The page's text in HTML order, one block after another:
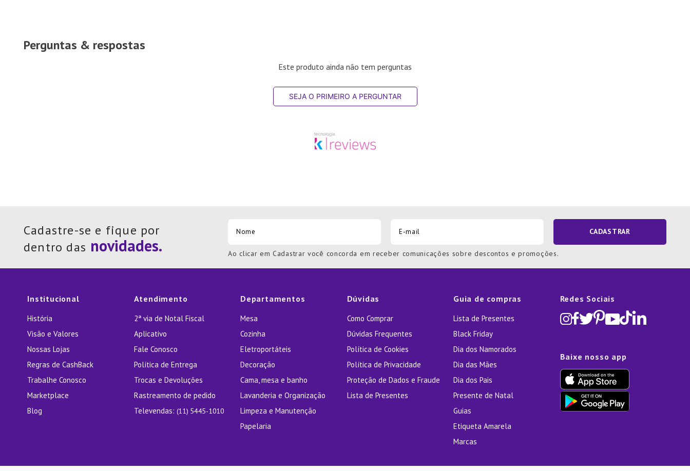
Perguntas & respostas
Este produto ainda não tem perguntas
SEJA O PRIMEIRO A PERGUNTAR
Cadastre-se e fique por
dentro das
CADASTRAR
Ao clicar em Cadastrar você concorda em receber comunicações sobre descontos e promoções.
Institucional
História
Visão e Valores
Nossas Lojas
Regras de CashBack
Trabalhe Conosco
Marketplace
Blog
Atendimento
2ª via de Notal Fiscal
Aplicativo
Fale Conosco
Política de Entrega
Trocas e Devoluções
Rastreamento de pedido
Televendas: (11) 5445-1010
Departamentos
Mesa
Cozinha
Eletroportáteis
Decoração
Cama, mesa e banho
Lavanderia e Organização
Limpeza e Manutenção
Papelaria
Dúvidas
Como Comprar
Dúvidas Frequentes
Política de Cookies
Política de Privacidade
Proteção de Dados e Fraude
Lista de Presentes
Guia de compras
Lista de Presentes
Black Friday
Dia dos Namorados
Dia das Mães
Dia dos Pais
Presente de Natal
Guias
Etiqueta Amarela
Marcas
Redes Sociais
Baixe nosso app